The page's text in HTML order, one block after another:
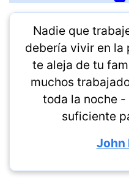
Nadie que
debería vivir en la
te aleja de tu
muchos
toda la noche
suficiente
John